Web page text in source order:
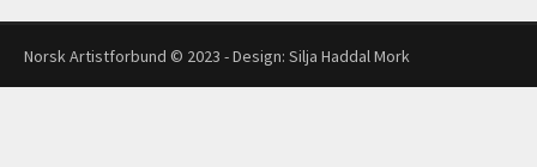
Norsk Artistforbund © 2023 - Design: Silja Haddal Mork